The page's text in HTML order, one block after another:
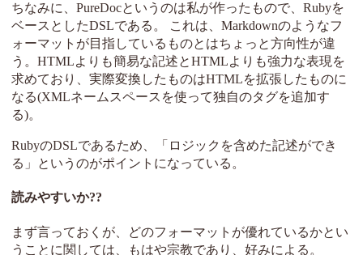
ちなみに、PureDocというのは私が作ったもので、Rubyを
ベースとしたDSLである。 これは、Markdownのようなフ
ォーマットが目指しているものとはちょっと方向性が違
う。HTMLよりも簡易な記述とHTMLよりも強力な表現を
求めており、実際変換したものはHTMLを拡張したものに
なる(XMLネームスペースを使って独自のタグを追加す
る)。
RubyのDSLであるため、「ロジックを含めた記述ができ
る」というのがポイントになっている。
読みやすいか??
まず言っておくが、どのフォーマットが優れているかとい
うことに関しては、もはや宗教であり、好みによる。